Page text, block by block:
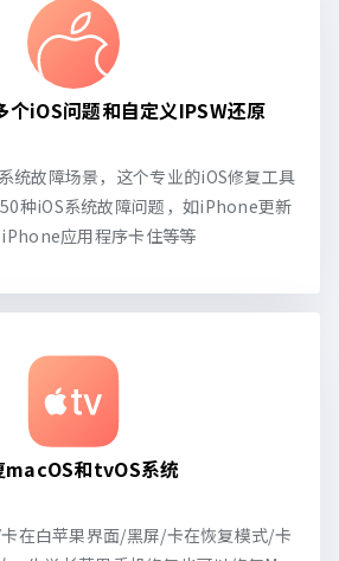
个iOS问题和自定义IPSW还原
统故障场景，这个专业的iOS修复工具
种iOS系统故障问题，如iPhone更新
应用程序卡住等等
macOS和tvOS系统
在白苹果界面/黑屏/卡在恢复模式/卡